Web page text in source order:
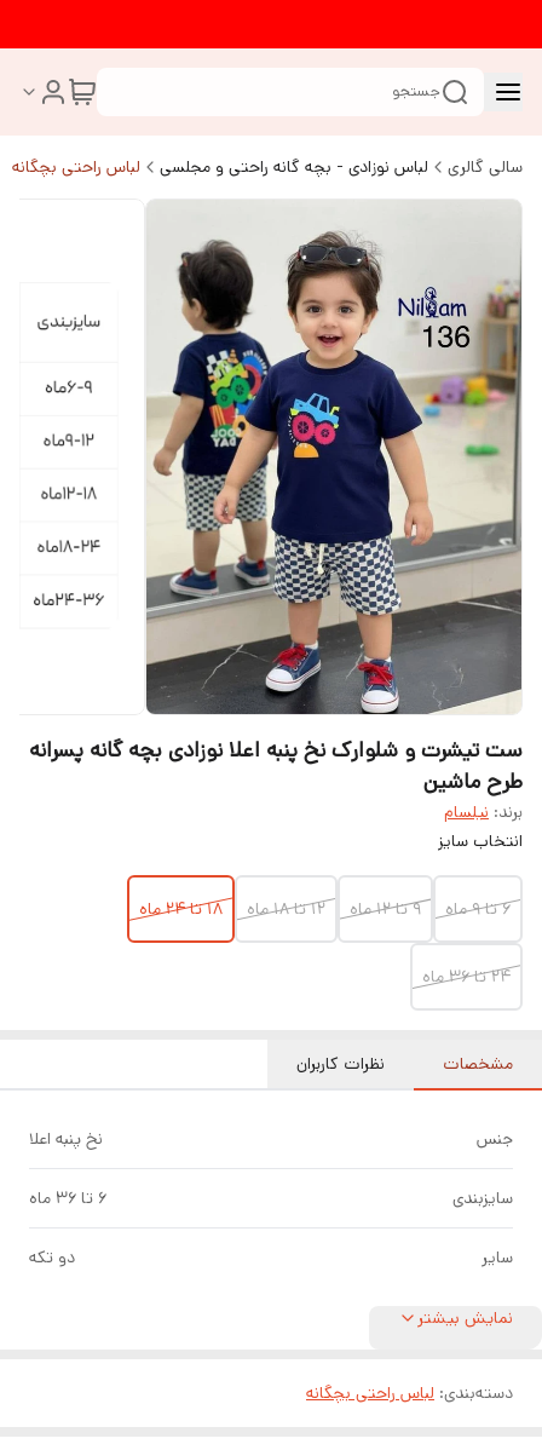
جستجو
سالی گالری لباس نوزادی - بچه گانه راحتی و مجلسی لباس راحتی بچگانه
ست تیشرت و شلوارک نخ پنبه اعلا نوزادی بچه گانه پسرانه
طرح ماشین
برند: نیلسام
انتخاب سایز
۶ تا ۹ ماه ۹ تا ۱۲ ماه ۱۲ تا ۱۸ ماه ۱۸ تا ۲۴ ماه
۲۴ تا ۳۶ ماه
مشخصات نظرات کاربران
جنس نخ پنبه اعلا
سایزبندی ۶ تا ۳۶ ماه
سایر دو تکه
نمایش بیشتر
دسته‌بندی: لباس راحتی بچگانه